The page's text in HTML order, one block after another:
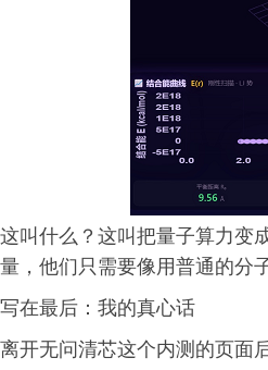
这叫什么？这叫把量子算力变
量，他们只需要像用普通的分
写在最后：我的真心话
离开无问清芯这个内测的页面